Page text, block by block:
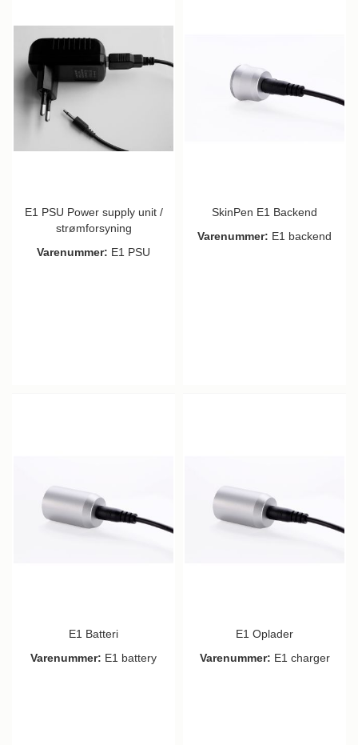
E1 PSU Power supply unit /
strømforsyning
Varenummer: E1 PSU
SkinPen E1 Backend
Varenummer: E1 backend
E1 Batteri
Varenummer: E1 battery
E1 Oplader
Varenummer: E1 charger